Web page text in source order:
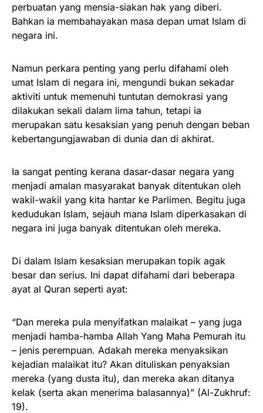
perbuatan yang mensia-siakan hak yang diberi.
Bahkan ia membahayakan masa depan umat Islam di
negara ini.
Namun perkara penting yang perlu difahami oleh
umat Islam di negara ini, mengundi bukan sekadar
aktiviti untuk memenuhi tuntutan demokrasi yang
dilakukan sekali dalam lima tahun, tetapi ia
merupakan satu kesaksian yang penuh dengan beban
kebertangungjawaban di dunia dan di akhirat.
Ia sangat penting kerana dasar-dasar negara yang
menjadi amalan masyarakat banyak ditentukan oleh
wakil-wakil yang kita hantar ke Parlimen. Begitu juga
kedudukan Islam, sejauh mana Islam diperkasakan di
negara ini juga banyak ditentukan oleh mereka.
Di dalam Islam kesaksian merupakan topik agak
besar dan serius. Ini dapat difahami dari beberapa
ayat al Quran seperti ayat:
“Dan mereka pula menyifatkan malaikat – yang juga
menjadi hamba-hamba Allah Yang Maha Pemurah itu
– jenis perempuan. Adakah mereka menyaksikan
kejadian malaikat itu? Akan dituliskan penyaksian
mereka (yang dusta itu), dan mereka akan ditanya
kelak (serta akan menerima balasannya)” (Al-Zukhruf:
19).